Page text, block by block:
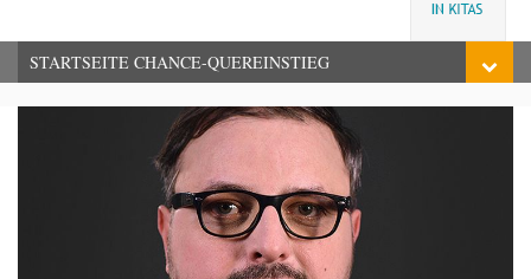
STARTSEITE CHANCE-QUEREINSTIEG